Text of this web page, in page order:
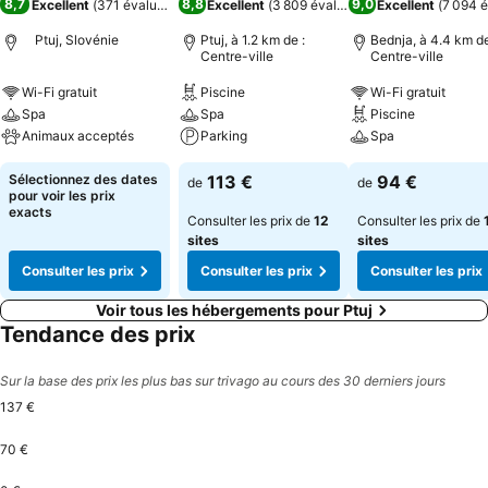
8,7 Excellent (371 évaluations)
Ptuj, Slovénie
Wi-Fi gratuit
Spa
Animaux acceptés
Sélectionnez des dates
pour voir les prix
exacts
Consulter les prix
8,8 Excellent (3 809 évaluations)
Ptuj, à 1.2 km de :
Centre-ville
Piscine
Spa
Parking
de 113 €
Consulter les prix de 12
sites
Consulter les prix
9,0 Excellent (7 094
Bednja, à 4.4 km
Centre-ville
Wi-Fi gratuit
Piscine
Spa
de 94 €
Consulter les prix de
sites
Consulter les prix
Voir tous les hébergements pour Ptuj
Tendance des prix
Sur la base des prix les plus bas sur trivago au cours des 30 derniers jours
137 €
70 €